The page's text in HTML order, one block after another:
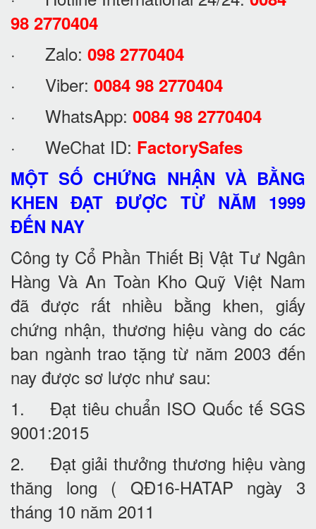
98 2770404
· Zalo: 098 2770404
· Viber: 0084 98 2770404
· WhatsApp: 0084 98 2770404
· WeChat ID: FactorySafes
MỘT SỐ CHỨNG NHẬN VÀ BẰNG
KHEN ĐẠT ĐƯỢC TỪ NĂM 1999
ĐẾN NAY
Công ty Cổ Phần Thiết Bị Vật Tư Ngân
Hàng Và An Toàn Kho Quỹ Việt Nam
đã được rất nhiều bằng khen, giấy
chứng nhận, thương hiệu vàng do các
ban ngành trao tặng từ năm 2003 đến
nay được sơ lược như sau:
1. Đạt tiêu chuẩn ISO Quốc tế SGS
9001:2015
2. Đạt giải thưởng thương hiệu vàng
thăng long ( QĐ16-HATAP ngày 3
tháng 10 năm 2011